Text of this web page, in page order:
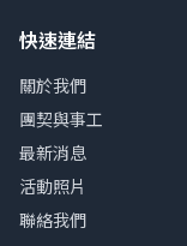
快速連結
關於我們
團契與事工
最新消息
活動照片
聯絡我們